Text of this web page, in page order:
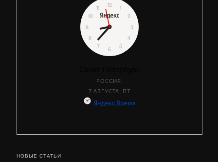
НОВЫЕ СТАТЬИ